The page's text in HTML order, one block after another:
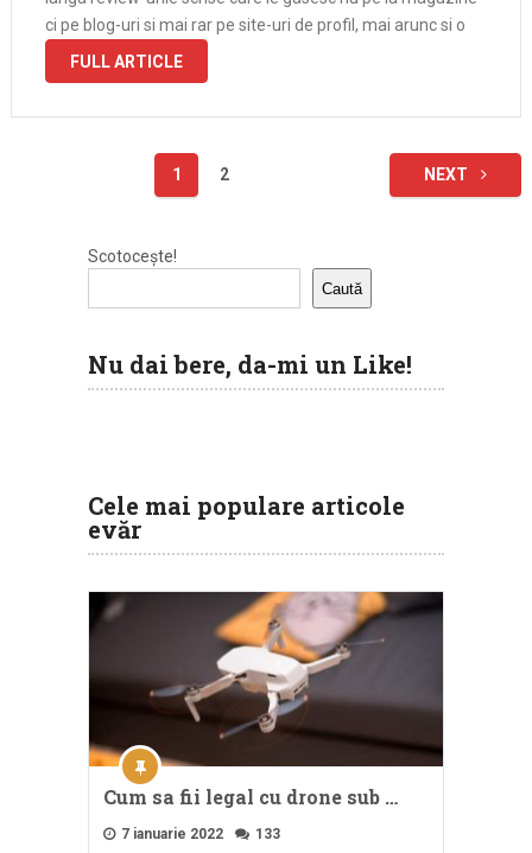
ci pe blog-uri si mai rar pe site-uri de profil, mai arunc si o
FULL ARTICLE
1 2 NEXT
Scotocește!
Caută
Nu dai bere, da-mi un Like!
Cele mai populare articole
evăr
Cum sa fii legal cu drone sub …
7 ianuarie 2022 133